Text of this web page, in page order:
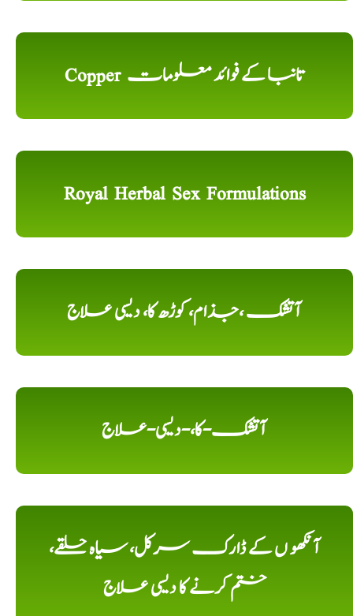
Copper تانبا کے فوائد معلومات
Royal Herbal Sex Formulations
آتشک ،جذام، کوڑھ کا، دیسی علاج
آتشک-کا،-دیسی-علاج
آنکھو ں کے ڈارک سرکل، سیاہ حلقے،
ختم کرنے کا دیسی علاج